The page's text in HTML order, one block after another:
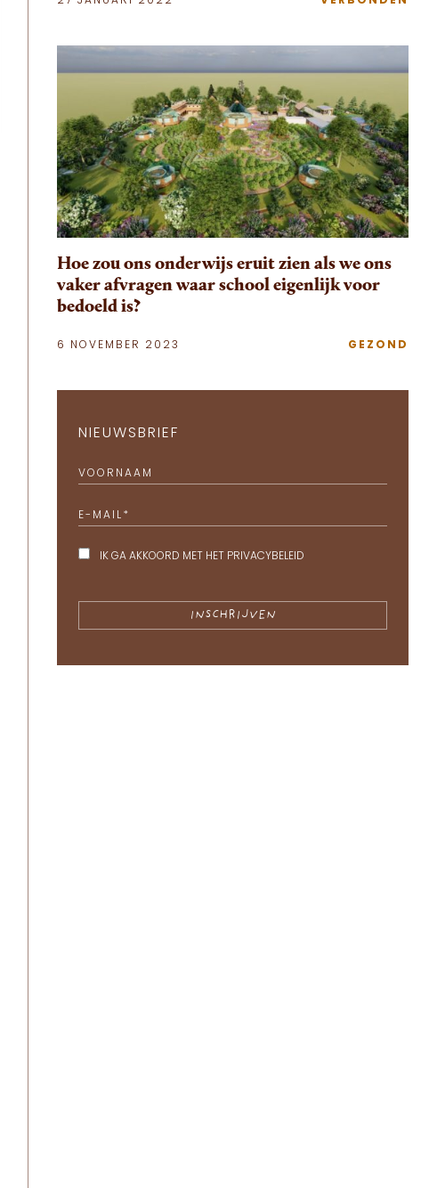
Hoe zou ons onderwijs eruit zien als we ons
vaker afvragen waar school eigenlijk voor
bedoeld is?
6 NOVEMBER 2023 GEZOND
NIEUWSBRIEF
VOORNAAM
E-MAIL *
IK GA AKKOORD MET HET PRIVACYBELEID